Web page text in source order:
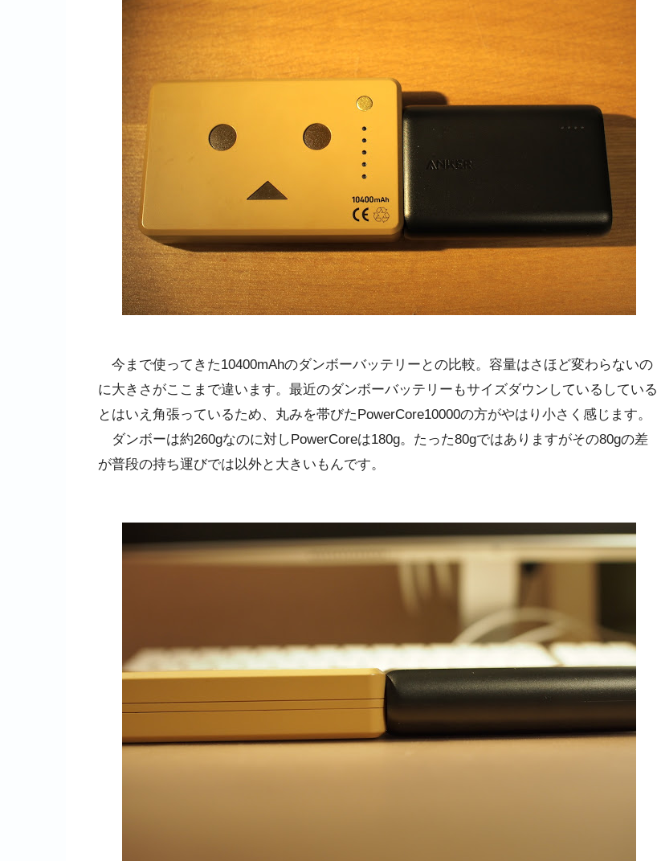
今まで使ってきた10400mAhのダンボーバッテリーとの比較。容量はさほど変わらないの
に大きさがここまで違います。最近のダンボーバッテリーもサイズダウンしているしている
とはいえ角張っているため、丸みを帯びたPowerCore10000の方がやはり小さく感じます。
ダンボーは約260gなのに対しPowerCoreは180g。たった80gではありますがその80gの差
が普段の持ち運びでは以外と大きいもんです。